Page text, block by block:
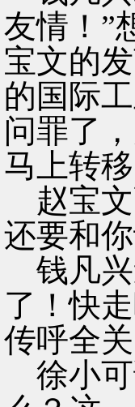
友情！”
宝文的
的国际
问罪了
马上转
赵宝文
还要和
钱凡兴
了！快
传呼全
徐小可